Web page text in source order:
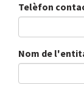
Telèfon
Nom de